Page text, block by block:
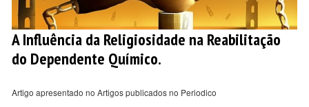
A Influência da Religiosidade na Reabilitação
do Dependente Químico.
Artigo apresentado no Artigos publicados no Periodico